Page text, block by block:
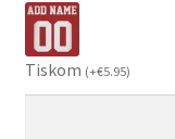
Tiskom (+€5.95)